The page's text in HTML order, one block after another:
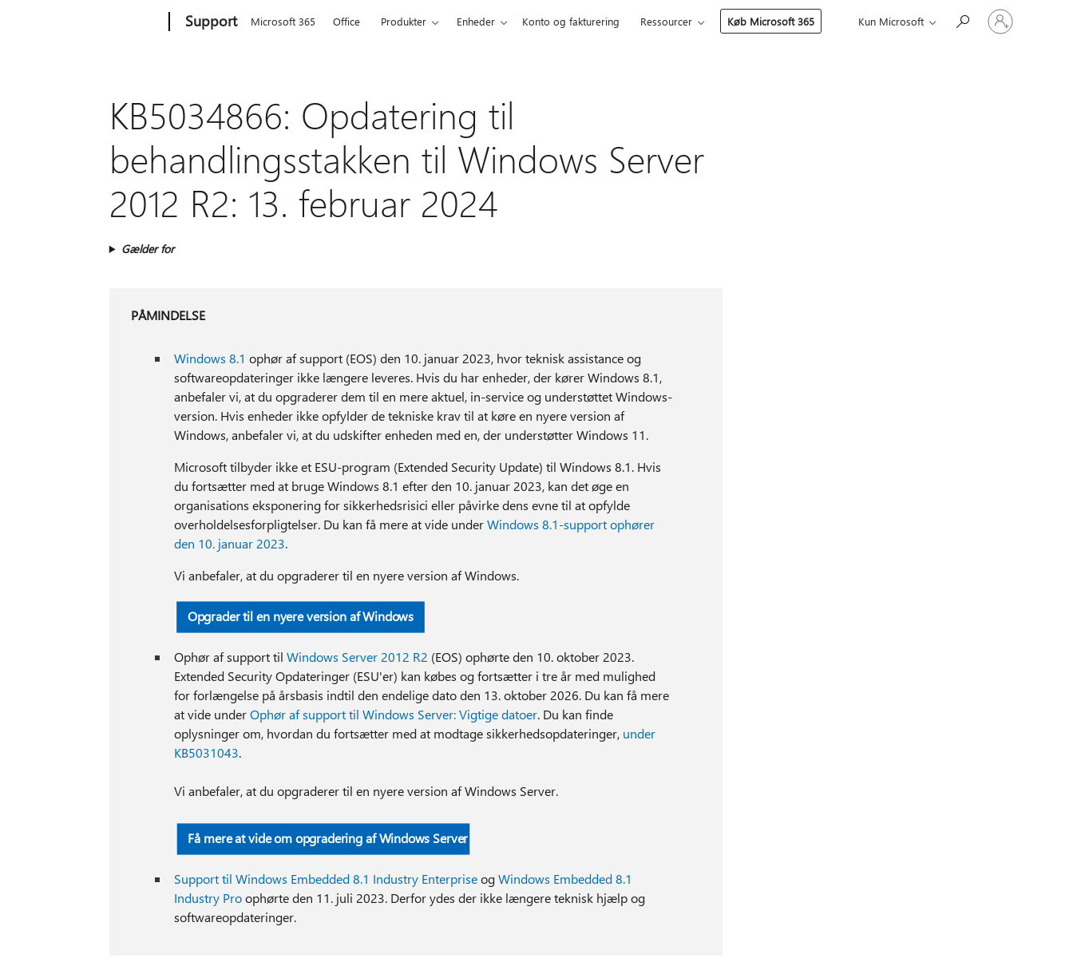
Support Microsoft 365 Office Produkter Enheder Konto og fakturering Ressourcer Køb Microsoft 365 Kun Microsoft
Log
på
din
KB5034866: Opdatering til
behandlingsstakken til Windows Server
2012 R2: 13. februar 2024
Gælder for
PÅMINDELSE
Windows 8.1 ophør af support (EOS) den 10. januar 2023, hvor teknisk assistance og
softwareopdateringer ikke længere leveres. Hvis du har enheder, der kører Windows 8.1,
anbefaler vi, at du opgraderer dem til en mere aktuel, in-service og understøttet Windows-
version. Hvis enheder ikke opfylder de tekniske krav til at køre en nyere version af
Windows, anbefaler vi, at du udskifter enheden med en, der understøtter Windows 11.
Microsoft tilbyder ikke et ESU-program (Extended Security Update) til Windows 8.1. Hvis
du fortsætter med at bruge Windows 8.1 efter den 10. januar 2023, kan det øge en
organisations eksponering for sikkerhedsrisici eller påvirke dens evne til at opfylde
overholdelsesforpligtelser. Du kan få mere at vide underWindows 8.1-support ophører
den 10. januar 2023.
Vi anbefaler, at du opgraderer til en nyere version af Windows.
Opgrader til en nyere version af Windows
Ophør af support til Windows Server 2012 R2 (EOS) ophørte den 10. oktober 2023.
Extended Security Opdateringer (ESU'er) kan købes og fortsætter i tre år med mulighed
for forlængelse på årsbasis indtil den endelige dato den 13. oktober 2026. Du kan få mere
at vide underOphør af support til Windows Server: Vigtige datoer. Du kan finde
oplysninger om, hvordan du fortsætter med at modtage sikkerhedsopdateringer, under
KB5031043.
Vi anbefaler, at du opgraderer til en nyere version af Windows Server.
Få mere at vide om opgradering af Windows Server
Support til Windows Embedded 8.1 Industry EnterpriseogWindows Embedded 8.1
Industry Proophørte den 11. juli 2023. Derfor ydes der ikke længere teknisk hjælp og
softwareopdateringer.